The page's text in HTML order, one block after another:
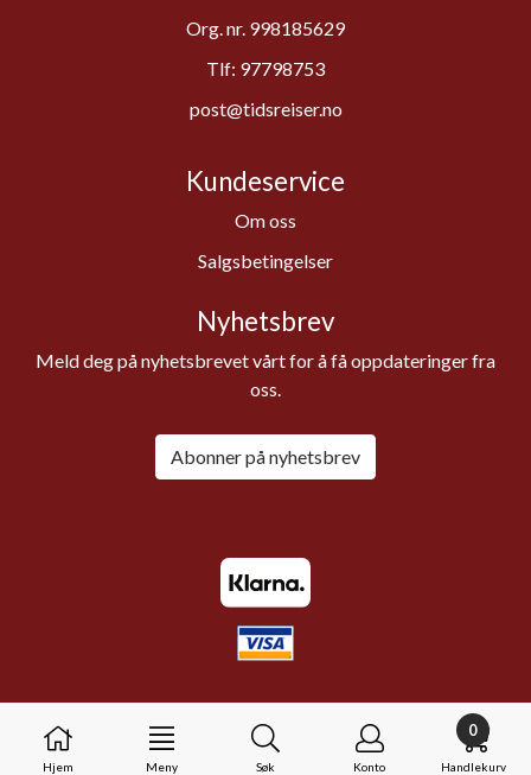
Hjem Meny Søk Konto
0
Handlekurv
Org. nr. 998185629
Tlf: 97798753
post@tidsreiser.no
Kundeservice
Om oss
Salgsbetingelser
Nyhetsbrev
Meld deg på nyhetsbrevet vårt for å få oppdateringer fra
oss.
Abonner på nyhetsbrev